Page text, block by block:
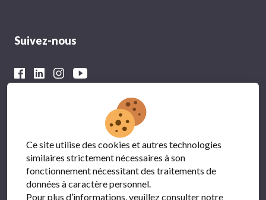
Suivez-nous
Avec le soutien financier du
Ce site utilise des cookies et autres technologies
similaires strictement nécessaires à son
fonctionnement nécessitant des traitements de
données à caractère personnel.
Pour plus d’informations, veuillez consulter notre